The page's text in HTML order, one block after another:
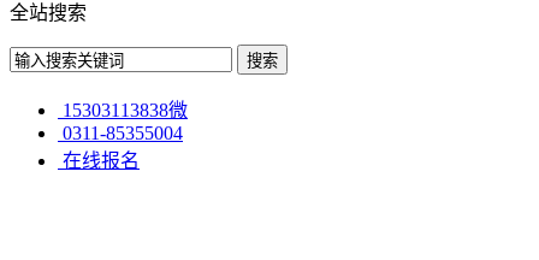
全站搜索
15303113838微
0311-85355004
在线报名